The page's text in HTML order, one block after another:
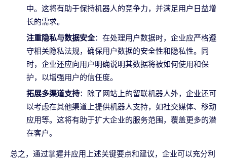
中。这将有助于保持机器人的竞争力，并满足用户日益增
长的需求。
注重隐私与数据安全：在处理用户数据时，企业应严格遵
守相关隐私法规，确保用户数据的安全性和隐私性。同
时，企业还应向用户明确说明其数据将被如何使用和保
护，以增强用户的信任度。
拓展多渠道支持：除了网站上的留联机器人外，企业还可
以考虑在其他渠道上提供机器人支持，如社交媒体、移动
应用等。这将有助于扩大企业的服务范围，覆盖更多的潜
在客户。
总之，通过掌握并应用上述关键要点和建议，企业可以充分利